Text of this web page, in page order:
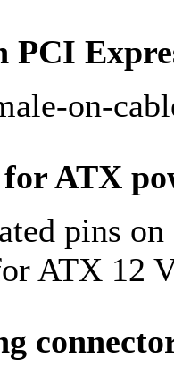
PCI
on-
ATX
pins
ATX 12